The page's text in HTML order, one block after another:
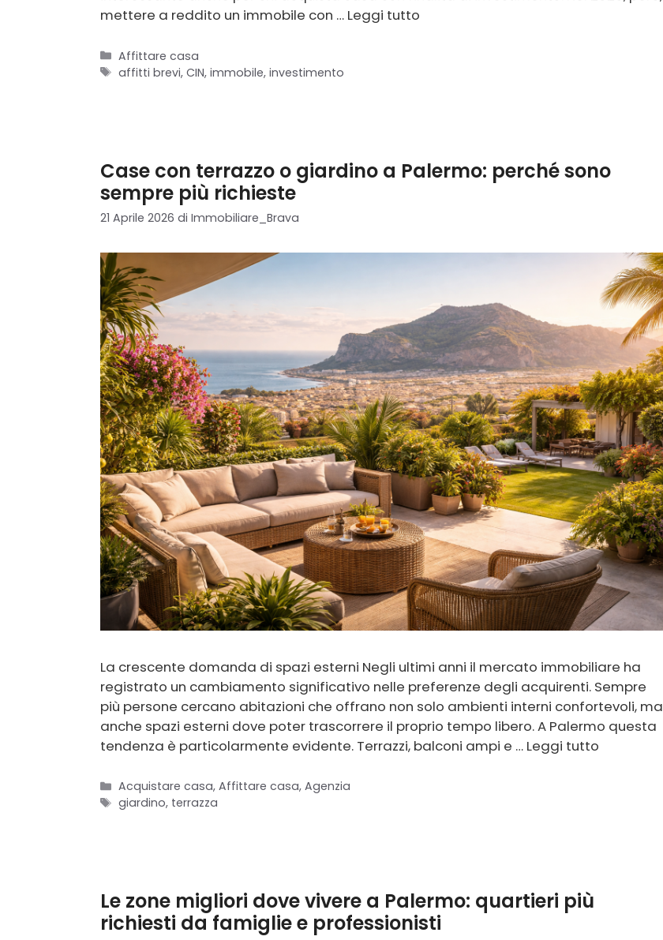
mettere a reddito un immobile con … Leggi tutto
Categorie
Affittare casa
Tag
affitti brevi, CIN, immobile, investimento
Case con terrazzo o giardino a Palermo: perché sono
sempre più richieste
21 Aprile 2026 di Immobiliare_Brava
La crescente domanda di spazi esterni Negli ultimi anni il mercato immobiliare ha
registrato un cambiamento significativo nelle preferenze degli acquirenti. Sempre
più persone cercano abitazioni che offrano non solo ambienti interni confortevoli, ma
anche spazi esterni dove poter trascorrere il proprio tempo libero. A Palermo questa
tendenza è particolarmente evidente. Terrazzi, balconi ampi e … Leggi tutto
Categorie
Acquistare casa, Affittare casa, Agenzia
Tag
giardino, terrazza
Le zone migliori dove vivere a Palermo: quartieri più
richiesti da famiglie e professionisti